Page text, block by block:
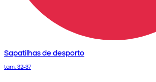
Sapatilhas de desporto
tam. 32-37